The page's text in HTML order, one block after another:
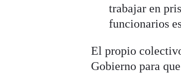
trabajar en
funcionarios
El propio
Gobierno para